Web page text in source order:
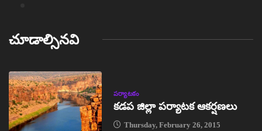
చూడాల్సినవి
పర్యాటకం
కడప జిల్లా పర్యాటక ఆకర్షణలు
Thursday, February 26, 2015